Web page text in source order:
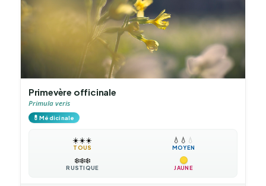
Primevère officinale
Primula veris
💊Médicinale
☀️☀️☀️
TOUS
💧 💧 💧
MOYEN
❄️❄️❄️
RUSTIQUE JAUNE